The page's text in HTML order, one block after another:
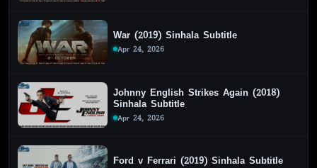
War (2019) Sinhala Subtitle
Apr 24, 2026
Johnny English Strikes Again (2018)
Sinhala Subtitle
Apr 24, 2026
Ford v Ferrari (2019) Sinhala Subtitle